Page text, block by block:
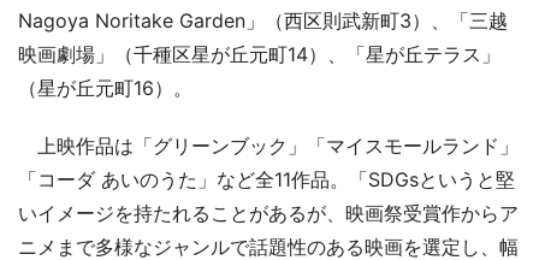
Nagoya Noritake Garden」（西区則武新町3）、「三越
映画劇場」（千種区星が丘元町14）、「星が丘テラス」
（星が丘元町16）。
上映作品は「グリーンブック」「マイスモールランド」
「コーダ あいのうた」など全11作品。「SDGsというと堅
いイメージを持たれることがあるが、映画祭受賞作からア
ニメまで多様なジャンルで話題性のある映画を選定し、幅